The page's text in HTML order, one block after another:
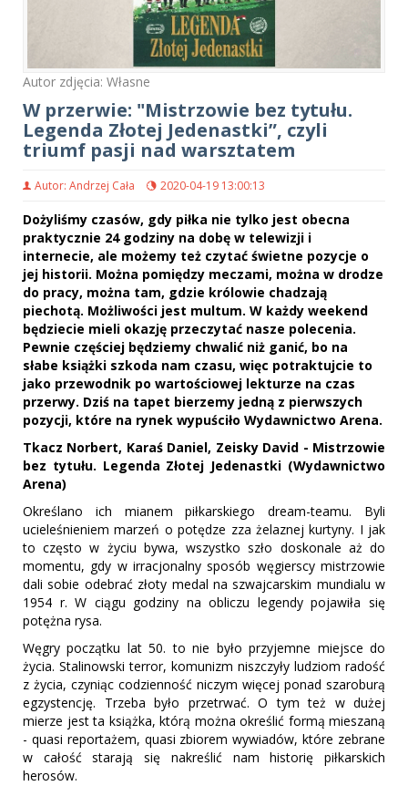
Autor zdjęcia: Własne
W przerwie: "Mistrzowie bez tytułu.
Legenda Złotej Jedenastki”, czyli
triumf pasji nad warsztatem
Autor: Andrzej Cała 2020-04-19 13:00:13
Dożyliśmy czasów, gdy piłka nie tylko jest obecna
praktycznie 24 godziny na dobę w telewizji i
internecie, ale możemy też czytać świetne pozycje o
jej historii. Można pomiędzy meczami, można w drodze
do pracy, można tam, gdzie królowie chadzają
piechotą. Możliwości jest multum. W każdy weekend
będziecie mieli okazję przeczytać nasze polecenia.
Pewnie częściej będziemy chwalić niż ganić, bo na
słabe książki szkoda nam czasu, więc potraktujcie to
jako przewodnik po wartościowej lekturze na czas
przerwy. Dziś na tapet bierzemy jedną z pierwszych
pozycji, które na rynek wypuściło Wydawnictwo Arena.
Tkacz Norbert, Karaś Daniel, Zeisky David - Mistrzowie
bez tytułu. Legenda Złotej Jedenastki (Wydawnictwo
Arena)
Określano ich mianem piłkarskiego dream-teamu. Byli
ucieleśnieniem marzeń o potędze zza żelaznej kurtyny. I jak
to często w życiu bywa, wszystko szło doskonale aż do
momentu, gdy w irracjonalny sposób węgierscy mistrzowie
dali sobie odebrać złoty medal na szwajcarskim mundialu w
1954 r. W ciągu godziny na obliczu legendy pojawiła się
potężna rysa.
Węgry początku lat 50. to nie było przyjemne miejsce do
życia. Stalinowski terror, komunizm niszczyły ludziom radość
z życia, czyniąc codzienność niczym więcej ponad szaroburą
egzystencję. Trzeba było przetrwać. O tym też w dużej
mierze jest ta książka, którą można określić formą mieszaną
- quasi reportażem, quasi zbiorem wywiadów, które zebrane
w całość starają się nakreślić nam historię piłkarskich
herosów.